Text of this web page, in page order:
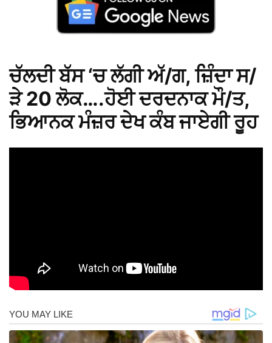
ਚੱਲਦੀ ਬੱਸ ‘ਚ ਲੱਗੀ ਅੱ/ਗ, ਜ਼ਿੰਦਾ ਸ/
ੜੇ 20 ਲੋਕ….ਹੋਈ ਦਰਦਨਾਕ ਮੌ/ਤ,
ਭਿਆਨਕ ਮੰਜ਼ਰ ਦੇਖ ਕੰਬ ਜਾਏਗੀ ਰੂਹ